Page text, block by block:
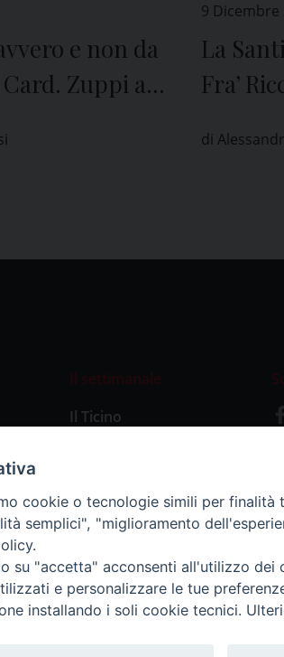
e non da
Zuppi a
9 Dicembre
La
Fra’
di
Il settimanale
Il Ticino
cookie o tecnologie simili per
semplici", "miglioramento
su "accetta" acconsenti all'utilizzo
e personalizzare le tue
installando i soli cookie tecnici.